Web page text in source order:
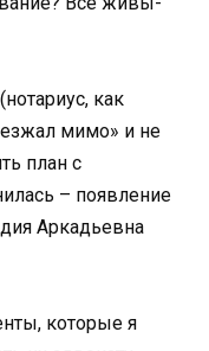
как
мимо» и не
план с
– появление
Аркадьевна
которые я